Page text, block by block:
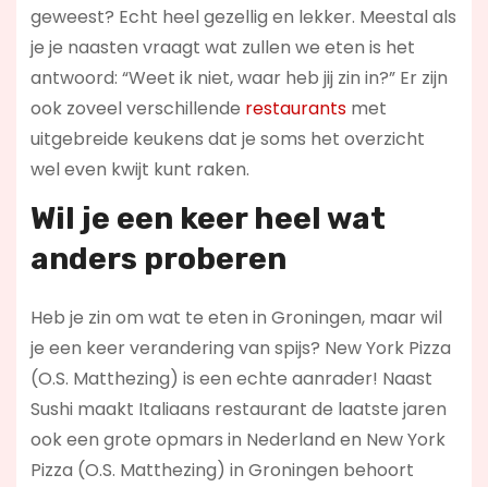
geweest? Echt heel gezellig en lekker. Meestal als
je je naasten vraagt wat zullen we eten is het
antwoord: “Weet ik niet, waar heb jij zin in?” Er zijn
ook zoveel verschillende restaurantsmet
uitgebreide keukens dat je soms het overzicht
wel even kwijt kunt raken.
Wil je een keer heel wat
anders proberen
Heb je zin om wat te eten in Groningen, maar wil
je een keer verandering van spijs? New York Pizza
(O.S. Matthezing) is een echte aanrader! Naast
Sushi maakt Italiaans restaurant de laatste jaren
ook een grote opmars in Nederland en New York
Pizza (O.S. Matthezing) in Groningen behoort